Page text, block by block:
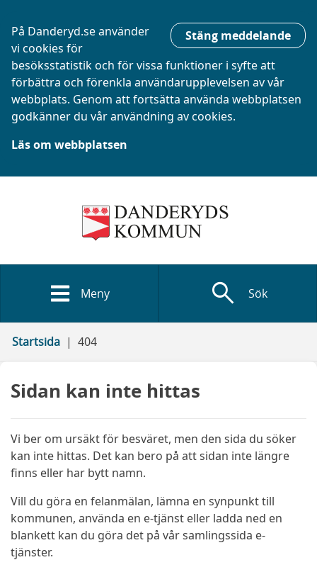
Stäng meddelande
På Danderyd.se använder
vi cookies för
besöksstatistik och för vissa funktioner i syfte att
förbättra och förenkla användarupplevelsen av vår
webbplats. Genom att fortsätta använda webbplatsen
godkänner du vår användning av cookies.
Läs om webbplatsen
Meny search Sök
Startsida 404
Sidan kan inte hittas
Vi ber om ursäkt för besväret, men den sida du söker
kan inte hittas. Det kan bero på att sidan inte längre
finns eller har bytt namn.
Vill du göra en felanmälan, lämna en synpunkt till
kommunen, använda en e-tjänst eller ladda ned en
blankett kan du göra det på vår samlingssida e-
tjänster.